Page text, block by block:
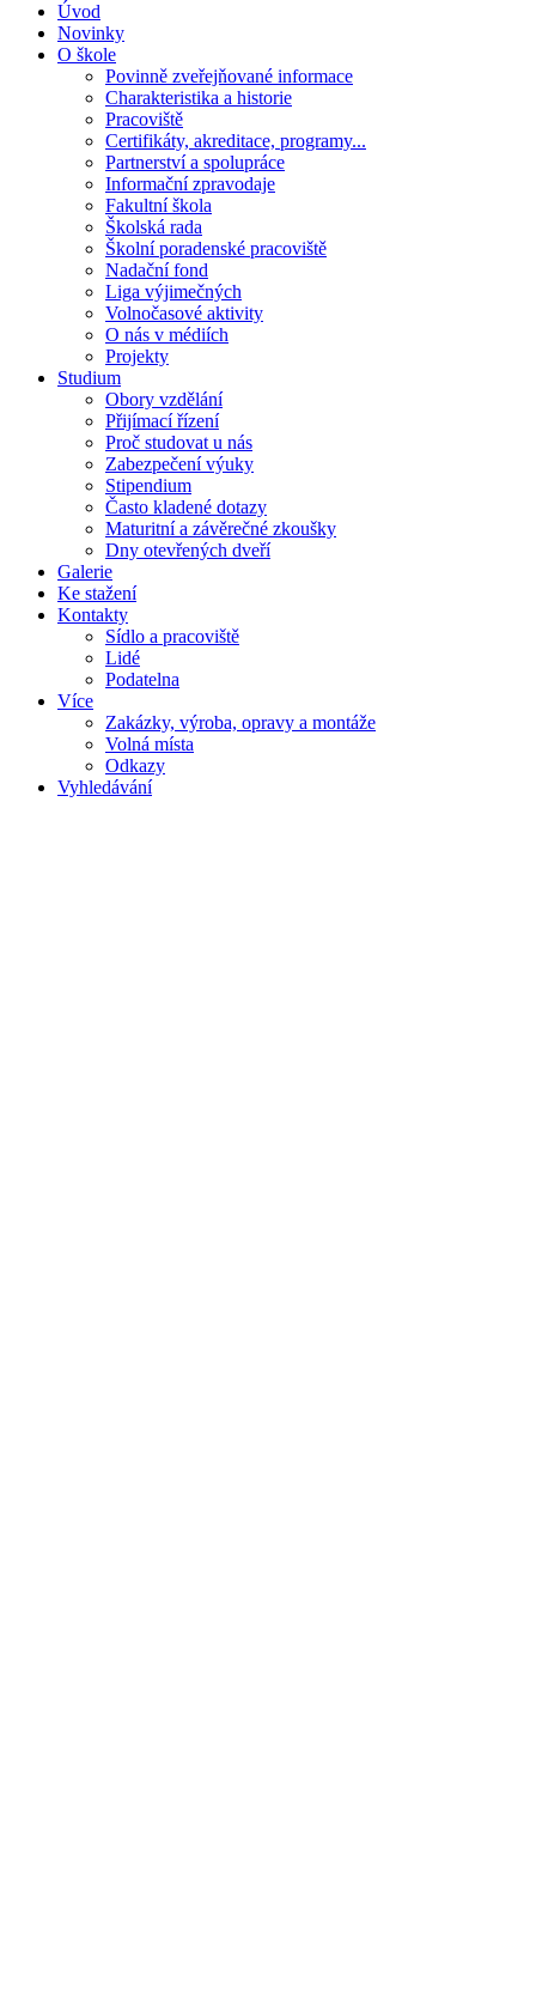
Úvod
Novinky
O škole
Povinně zveřejňované informace
Charakteristika a historie
Pracoviště
Certifikáty, akreditace, programy...
Partnerství a spolupráce
Informační zpravodaje
Fakultní škola
Školská rada
Školní poradenské pracoviště
Nadační fond
Liga výjimečných
Volnočasové aktivity
O nás v médiích
Projekty
Studium
Obory vzdělání
Přijímací řízení
Proč studovat u nás
Zabezpečení výuky
Stipendium
Často kladené dotazy
Maturitní a závěrečné zkoušky
Dny otevřených dveří
Galerie
Ke stažení
Kontakty
Sídlo a pracoviště
Lidé
Podatelna
Více
Zakázky, výroba, opravy a montáže
Volná místa
Odkazy
Vyhledávání